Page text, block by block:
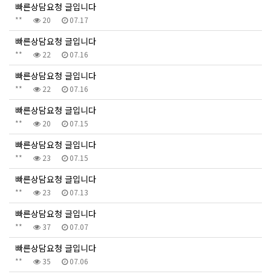
빠른상담요청 글입니다
** 20 07.17
빠른상담요청 글입니다
** 22 07.16
빠른상담요청 글입니다
** 22 07.16
빠른상담요청 글입니다
** 20 07.15
빠른상담요청 글입니다
** 23 07.15
빠른상담요청 글입니다
** 23 07.13
빠른상담요청 글입니다
** 37 07.07
빠른상담요청 글입니다
** 35 07.06